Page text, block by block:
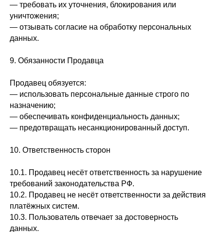
— требовать их уточнения, блокирования или
уничтожения;
— отзывать согласие на обработку персональных
данных.
9. Обязанности Продавца
Продавец обязуется:
— использовать персональные данные строго по
назначению;
— обеспечивать конфиденциальность данных;
— предотвращать несанкционированный доступ.
10. Ответственность сторон
10.1. Продавец несёт ответственность за нарушение
требований законодательства РФ.
10.2. Продавец не несёт ответственности за действия
платёжных систем.
10.3. Пользователь отвечает за достоверность
данных.